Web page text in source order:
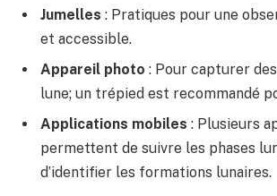
Jumelles : Pratiques pour une
et accessible.
Appareil photo : Pour capturer
lune; un trépied est recommandé
Applications mobiles : Plusieurs
permettent de suivre les phases
d’identifier les formations lunaires.